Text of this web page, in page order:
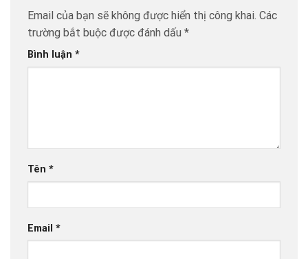
Email của bạn sẽ không được hiển thị công khai. Các
trường bắt buộc được đánh dấu *
Bình luận *
Tên *
Email *